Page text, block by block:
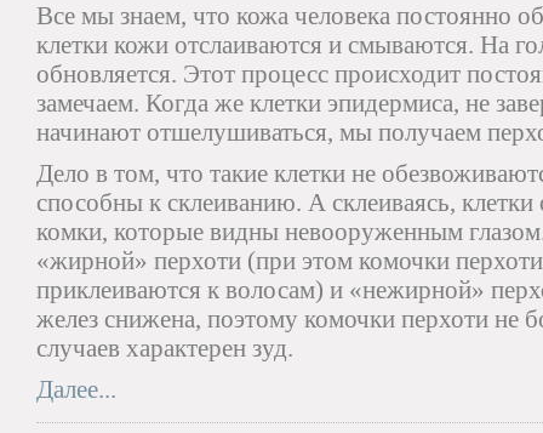
Все мы знаем, что кожа человека постоянно
клетки кожи отслаиваются и смываются. На
обновляется. Этот процесс происходит
замечаем. Когда же клетки эпидермиса, не
начинают отшелушиваться, мы получаем
Дело в том, что такие клетки не
способны к склеиванию. А склеиваясь,
комки, которые видны невооруженным
«жирной» перхоти (при этом комочки
приклеиваются к волосам) и «нежирной»
желез снижена, поэтому комочки перхоти не
случаев характерен зуд.
Далее...